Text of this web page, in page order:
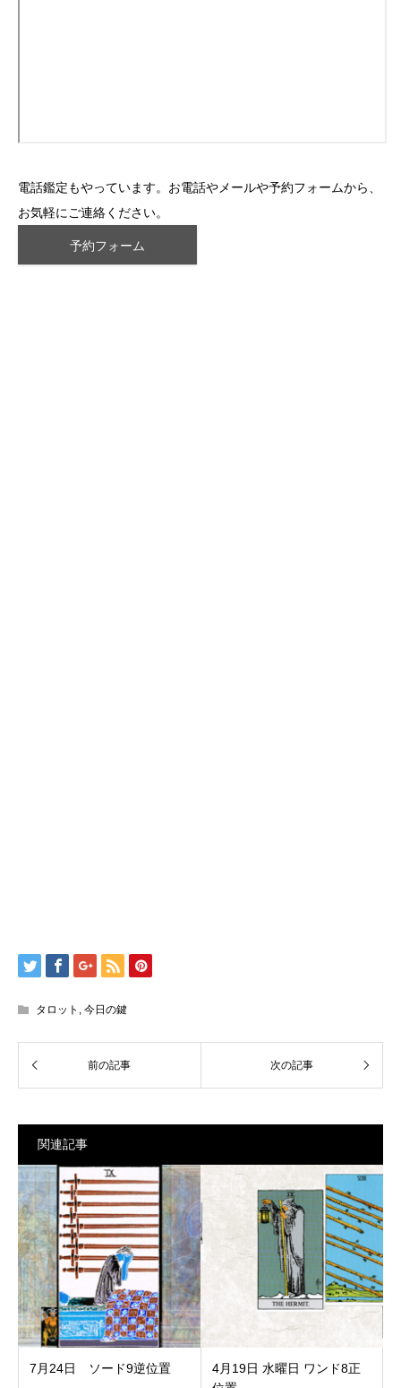
電話鑑定もやっています。お電話やメールや予約フォームから、
お気軽にご連絡ください。
予約フォーム
タロット , 今日の鍵
関連記事
7月24日 ソード9逆位置
4月19日 水曜日 ワンド8正